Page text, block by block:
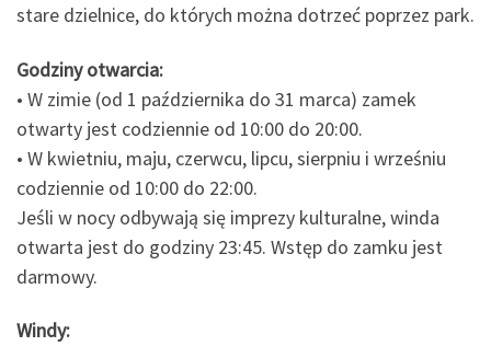
stare dzielnice, do których można dotrzeć poprzez park.
Godziny otwarcia:
• W zimie (od 1 października do 31 marca) zamek
otwarty jest codziennie od 10:00 do 20:00.
• W kwietniu, maju, czerwcu, lipcu, sierpniu i wrześniu
codziennie od 10:00 do 22:00.
Jeśli w nocy odbywają się imprezy kulturalne, winda
otwarta jest do godziny 23:45. Wstęp do zamku jest
darmowy.
Windy: